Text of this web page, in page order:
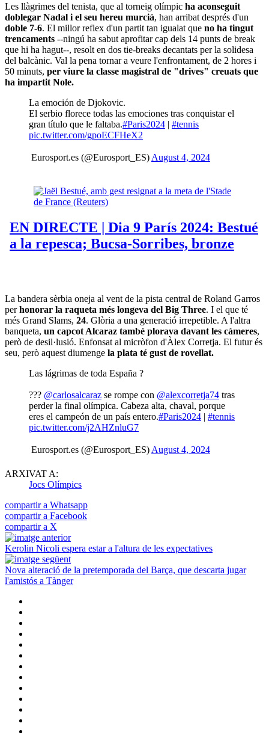
Les llàgrimes del tenista, que al torneig olímpic ha aconseguit
doblegar Nadal i el seu hereu murcià, han arribat després d'un
doble 7-6. El millor reflex d'un partit tan igualat que no ha tingut
trencaments --ningú ha sabut aprofitar cap dels 14 punts de break
que hi ha hagut--, resolt en dos tie-breaks decantats per la solidesa
del balcànic. Val la pena tornar a veure l'enfrontament, de 2 hores i
50 minuts, per viure la classe magistral de "drives" creuats que
ha impartit Nole.
La emoción de Djokovic.
El serbio florece todas las emociones tras conquistar el
gran título que le faltaba.#Paris2024 | #tennis
pic.twitter.com/gpoECFHeX2
 Eurosport.es (@Eurosport_ES) August 4, 2024
La bandera sèrbia oneja al vent de la pista central de Roland Garros
perhonorar la raqueta més longeva del Big Three. I el que té
més Grand Slams, 24. Glòria a una generació irrepetible. A l'altra
banqueta, un capcot Alcaraz també plorava davant les càmeres,
però de desil·lusió. Enfonsat al micròfon d'Àlex Corretja. El futur és
seu, però aquest diumenge la plata té gust de rovellat.
Las lágrimas de toda España ?
??‍? @carlosalcaraz se rompe con @alexcorretja74 tras
perder la final olímpica. Cabeza alta, chaval, porque
eres el campeón de un país entero.#Paris2024 | #tennis
pic.twitter.com/j2AHZnluG7
 Eurosport.es (@Eurosport_ES) August 4, 2024
ARXIVAT A:
Jocs Olímpics
compartir a Whatsapp
compartir a Facebook
compartir a X
Kerolin Nicoli espera estar a l'altura de les expectatives
Nova alteració de la pretemporada del Barça, que descarta jugar
l'amistós a Tànger